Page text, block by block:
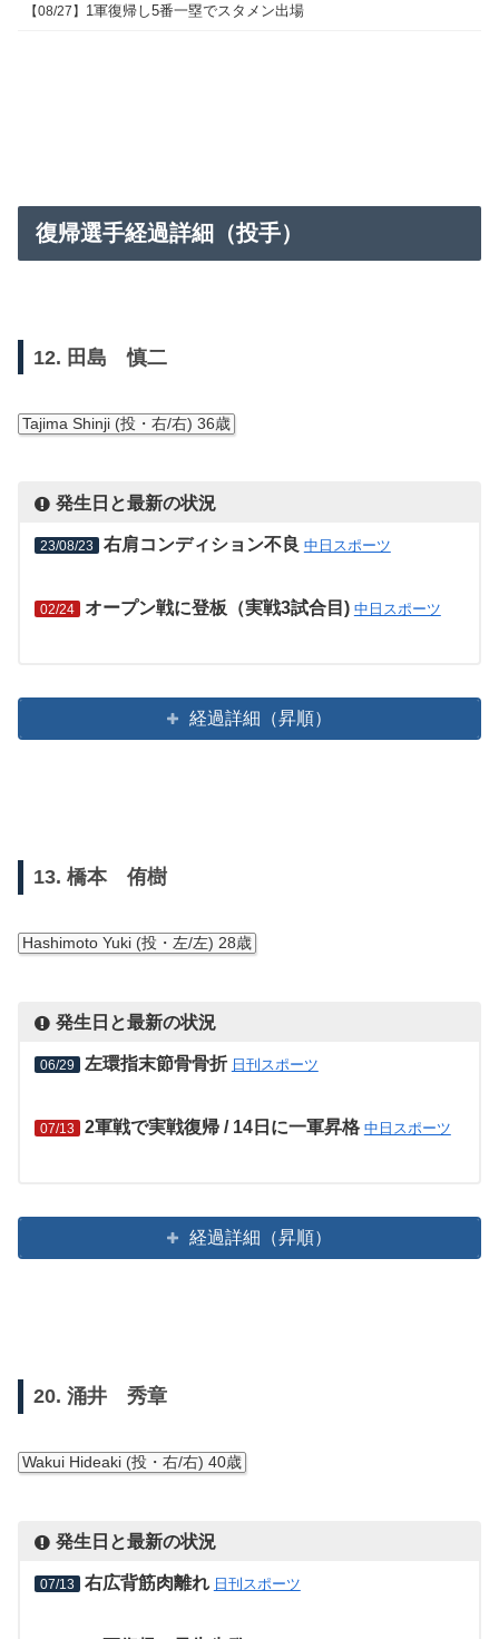
【08/27】 1軍復帰し5番一塁でスタメン出場
復帰選手経過詳細（投手）
12. 田島 慎二
Tajima Shinji (投・右/右) 36歳
発生日と最新の状況
23/08/23 右肩コンディション不良 中日スポーツ
02/24 オープン戦に登板（実戦3試合目) 中日スポーツ
経過詳細（昇順）
13. 橋本 侑樹
Hashimoto Yuki (投・左/左) 28歳
発生日と最新の状況
06/29 左環指末節骨骨折 日刊スポーツ
07/13 2軍戦で実戦復帰 / 14日に一軍昇格 中日スポーツ
経過詳細（昇順）
20. 涌井 秀章
Wakui Hideaki (投・右/右) 40歳
発生日と最新の状況
07/13 右広背筋肉離れ 日刊スポーツ